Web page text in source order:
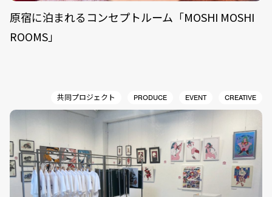
原宿に泊まれるコンセプトルーム「MOSHI MOSHI
ROOMS」
共同プロジェクト PRODUCE EVENT CREATIVE